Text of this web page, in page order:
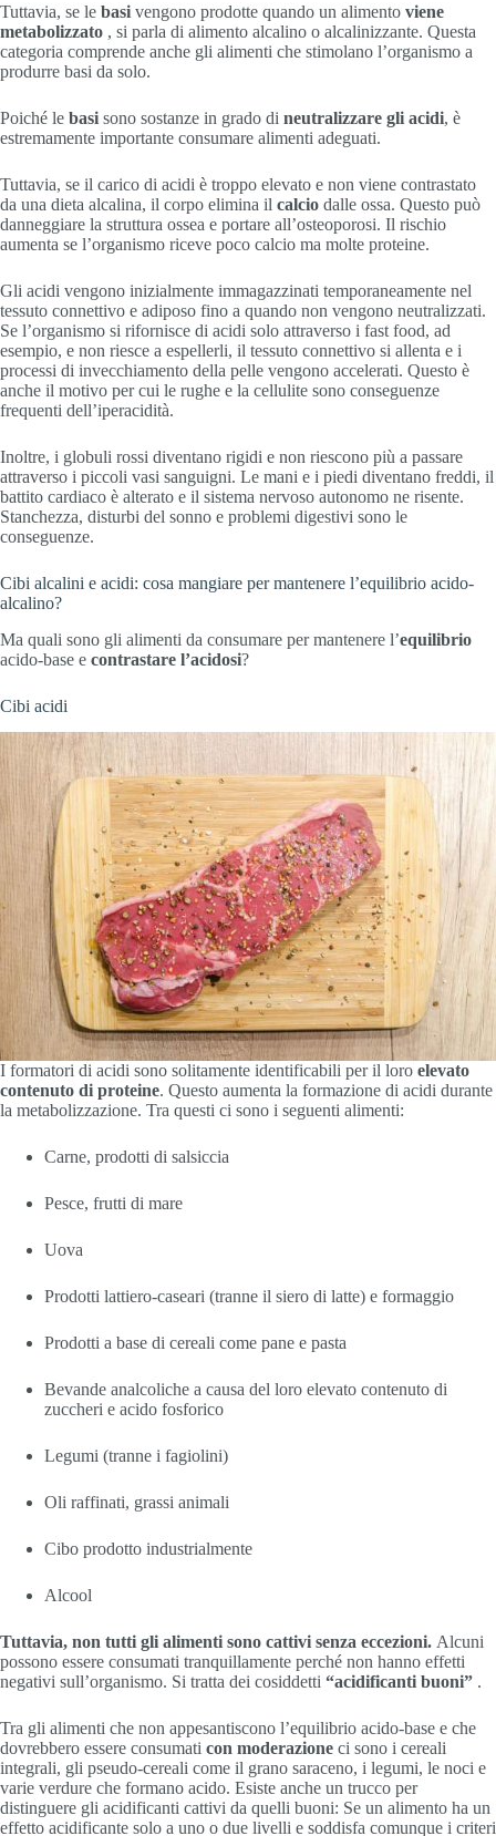
Tuttavia, se le basi vengono prodotte quando un alimento viene
metabolizzato , si parla di alimento alcalino o alcalinizzante. Questa
categoria comprende anche gli alimenti che stimolano l’organismo a
produrre basi da solo.
Poiché le basi sono sostanze in grado di neutralizzare gli acidi, è
estremamente importante consumare alimenti adeguati.
Tuttavia, se il carico di acidi è troppo elevato e non viene contrastato
da una dieta alcalina, il corpo elimina il calcio dalle ossa. Questo può
danneggiare la struttura ossea e portare all’osteoporosi. Il rischio
aumenta se l’organismo riceve poco calcio ma molte proteine.
Gli acidi vengono inizialmente immagazzinati temporaneamente nel
tessuto connettivo e adiposo fino a quando non vengono neutralizzati.
Se l’organismo si rifornisce di acidi solo attraverso i fast food, ad
esempio, e non riesce a espellerli, il tessuto connettivo si allenta e i
processi di invecchiamento della pelle vengono accelerati. Questo è
anche il motivo per cui le rughe e la cellulite sono conseguenze
frequenti dell’iperacidità.
Inoltre, i globuli rossi diventano rigidi e non riescono più a passare
attraverso i piccoli vasi sanguigni. Le mani e i piedi diventano freddi, il
battito cardiaco è alterato e il sistema nervoso autonomo ne risente.
Stanchezza, disturbi del sonno e problemi digestivi sono le
conseguenze.
Cibi alcalini e acidi: cosa mangiare per mantenere l’equilibrio acido-
alcalino?
Ma quali sono gli alimenti da consumare per mantenere l’equilibrio
acido-base e contrastare l’acidosi?
Cibi acidi
I formatori di acidi sono solitamente identificabili per il loro elevato
contenuto di proteine. Questo aumenta la formazione di acidi durante
la metabolizzazione. Tra questi ci sono i seguenti alimenti:
Carne, prodotti di salsiccia
Pesce, frutti di mare
Uova
Prodotti lattiero-caseari (tranne il siero di latte) e formaggio
Prodotti a base di cereali come pane e pasta
Bevande analcoliche a causa del loro elevato contenuto di
zuccheri e acido fosforico
Legumi (tranne i fagiolini)
Oli raffinati, grassi animali
Cibo prodotto industrialmente
Alcool
Tuttavia, non tutti gli alimenti sono cattivi senza eccezioni. Alcuni
possono essere consumati tranquillamente perché non hanno effetti
negativi sull’organismo. Si tratta dei cosiddetti “acidificanti buoni” .
Tra gli alimenti che non appesantiscono l’equilibrio acido-base e che
dovrebbero essere consumati con moderazione ci sono i cereali
integrali, gli pseudo-cereali come il grano saraceno, i legumi, le noci e
varie verdure che formano acido. Esiste anche un trucco per
distinguere gli acidificanti cattivi da quelli buoni: Se un alimento ha un
effetto acidificante solo a uno o due livelli e soddisfa comunque i criteri